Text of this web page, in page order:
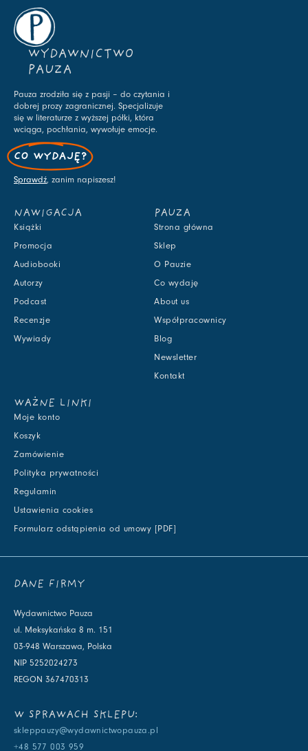
WYDAWNICTWO
PAUZA
Pauza zrodziła się z pasji – do czytania i
dobrej prozy zagranicznej. Specjalizuje
się w literaturze z wyższej półki, która
wciąga, pochłania, wywołuje emocje.
CO WYDAJĘ?
Sprawdź, zanim napiszesz!
NAWIGACJA
Książki
Promocja
Audiobooki
Autorzy
Podcast
Recenzje
Wywiady
PAUZA
Strona główna
Sklep
O Pauzie
Co wydaję
About us
Współpracownicy
Blog
Newsletter
Kontakt
WAŻNE LINKI
Moje konto
Koszyk
Zamówienie
Polityka prywatności
Regulamin
Ustawienia cookies
Formularz odstąpienia od umowy [PDF]
DANE FIRMY
Wydawnictwo Pauza
ul. Meksykańska 8 m. 151
03-948 Warszawa, Polska
NIP 5252024273
REGON 367470313
W SPRAWACH SKLEPU:
skleppauzy@wydawnictwopauza.pl
+48 577 003 959